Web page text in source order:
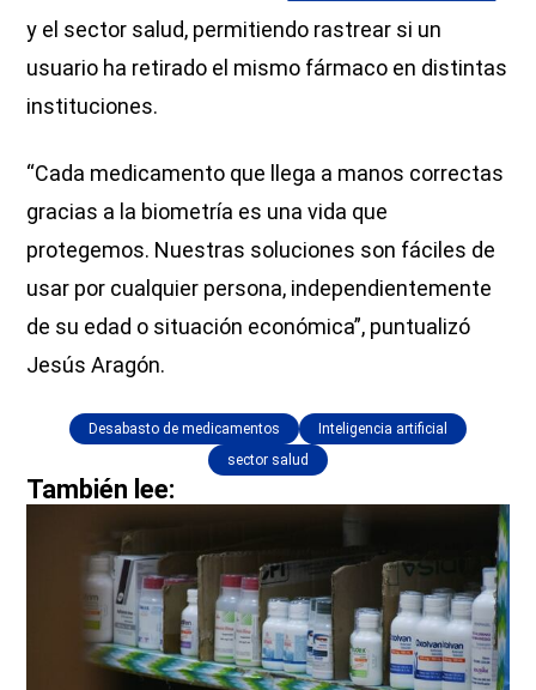
y el sector salud, permitiendo rastrear si un
usuario ha retirado el mismo fármaco en distintas
instituciones.
“Cada medicamento que llega a manos correctas
gracias a la biometría es una vida que
protegemos. Nuestras soluciones son fáciles de
usar por cualquier persona, independientemente
de su edad o situación económica”, puntualizó
Jesús Aragón.
Desabasto de medicamentos
Inteligencia artificial
sector salud
También lee: